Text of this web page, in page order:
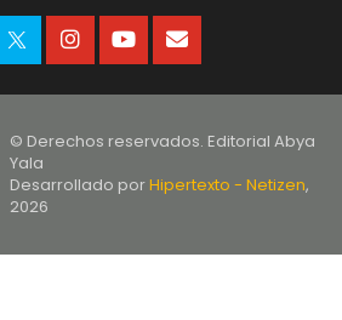
© Derechos reservados. Editorial Abya
Yala
Desarrollado porHipertexto - Netizen,
2026